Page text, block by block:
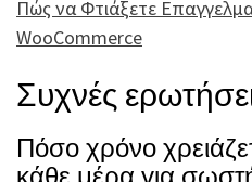
Πώς να Φτιάξετε
WooCommerce
Συχνές
Πόσο χρόνο
κάθε μέρα για